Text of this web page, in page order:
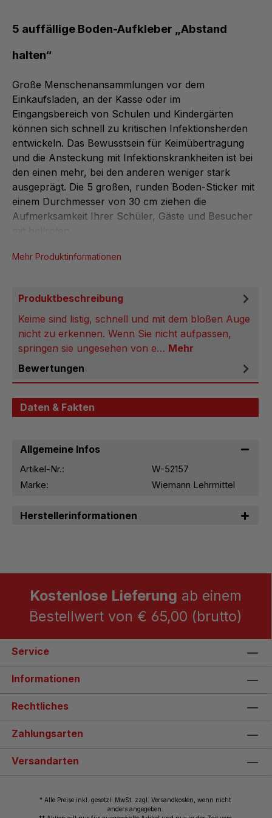
5 auffällige Boden-Aufkleber „Abstand
halten“
Große Menschenansammlungen vor dem
Einkaufsladen, an der Kasse oder im
Eingangsbereich von Schulen und Kindergärten
können sich schnell zu kritischen Infektionsherden
entwickeln. Das Bewusstsein für Keimübertragung
und die Ansteckung mit Infektionskrankheiten ist bei
den einen mehr, bei den anderen weniger stark
ausgeprägt. Die 5 großen, runden Boden-Sticker mit
einem Durchmesser von 30 cm ziehen die
Aufmerksamkeit Ihrer Schüler, Gäste und Besucher
Mehr Produktinformationen
Produktbeschreibung
Keime sind listig, schnell und mit dem bloßen Auge
nicht zu erkennen. Wenn Sie nicht aufpassen,
springen sie ungesehen von e… Mehr
Bewertungen
Daten & Fakten
Allgemeine Infos
Artikel-Nr.:
W-52157
Marke:
Wiemann Lehrmittel
Herstellerinformationen
Kostenlose Lieferung ab einem
Bestellwert von € 65,00 (brutto)
Service
Informationen
Rechtliches
Zahlungsarten
Versandarten
* Alle Preise inkl. gesetzl. MwSt. zzgl. Versandkosten, wenn nicht
anders angegeben.